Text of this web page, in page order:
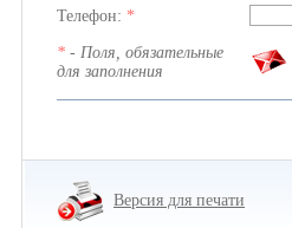
Телефон: *
* - Поля, обязательные
для заполнения
Версия для печати